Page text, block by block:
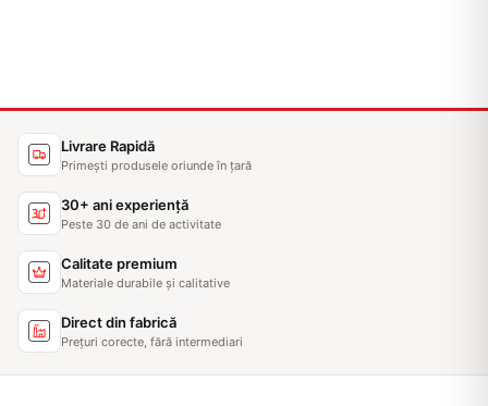
Livrare Rapidă
Primești produsele oriunde în țară
30+ ani experiență
Peste 30 de ani de activitate
Calitate premium
Materiale durabile și calitative
Direct din fabrică
Prețuri corecte, fără intermediari